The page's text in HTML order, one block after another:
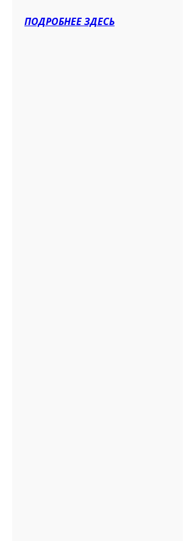
ПОДРОБНЕЕ ЗДЕСЬ